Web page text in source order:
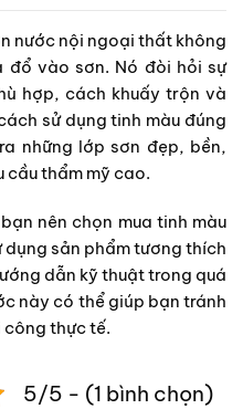
nước nội ngoại thất không
đổ vào sơn. Nó đòi hỏi sự
hợp, cách khuấy trộn và
sử dụng tinh màu đúng
những lớp sơn đẹp, bền,
cầu thẩm mỹ cao.
nên chọn mua tinh màu
sản phẩm tương thích
dẫn kỹ thuật trong quá
này có thể giúp bạn tránh
công thực tế.
5/5 - (1 bình chọn)